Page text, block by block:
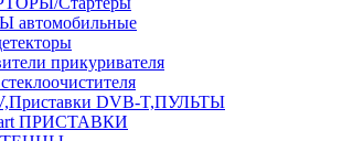
прикуривателя
DVB-T,ПУЛЬТЫ
ПРИСТАВКИ